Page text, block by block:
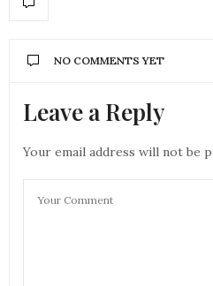
NO COMMENTS YET
Leave a Reply
Your email address will not be